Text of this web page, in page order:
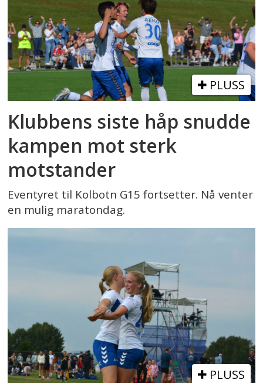
PLUSS
Klubbens siste håp snudde
kampen mot sterk
motstander
Eventyret til Kolbotn G15 fortsetter. Nå venter
en mulig maratondag.
PLUSS